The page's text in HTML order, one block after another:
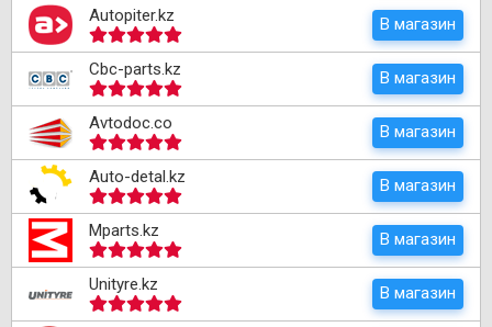
Autopiter.kz В магазин
Cbc-parts.kz В магазин
Avtodoc.co В магазин
Auto-detal.kz В магазин
Mparts.kz В магазин
Unityre.kz В магазин